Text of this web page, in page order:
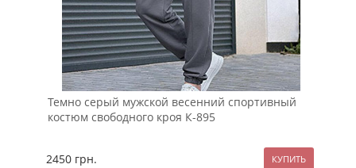
Темно серый мужской весенний спортивный
костюм свободного кроя К-895
2450 грн.